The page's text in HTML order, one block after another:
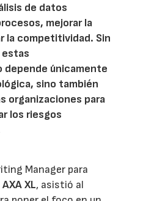
de datos
mejorar la
la competitividad. Sin
estas
únicamente
sino también
organizaciones para
los riesgos
Manager para
AXA XL, asistió al